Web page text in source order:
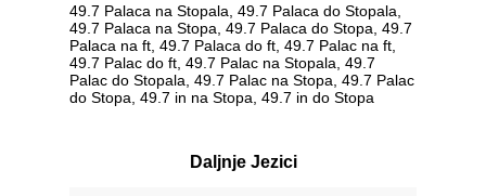
49.7 Palaca na Stopala, 49.7 Palaca do Stopala,
49.7 Palaca na Stopa, 49.7 Palaca do Stopa, 49.7
Palaca na ft, 49.7 Palaca do ft, 49.7 Palac na ft,
49.7 Palac do ft, 49.7 Palac na Stopala, 49.7
Palac do Stopala, 49.7 Palac na Stopa, 49.7 Palac
do Stopa, 49.7 in na Stopa, 49.7 in do Stopa
Daljnje Jezici